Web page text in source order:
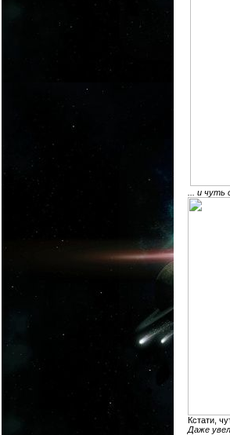
... и
Кстати,
Даже